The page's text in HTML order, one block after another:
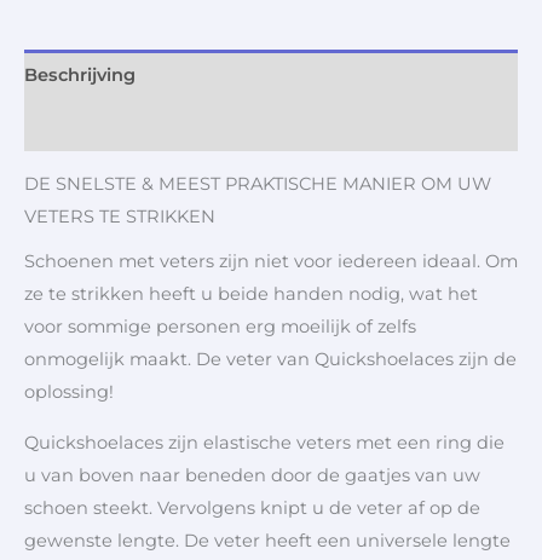
Beschrijving
DE SNELSTE & MEEST PRAKTISCHE MANIER OM UW
VETERS TE STRIKKEN
Schoenen met veters zijn niet voor iedereen ideaal. Om
ze te strikken heeft u beide handen nodig, wat het
voor sommige personen erg moeilijk of zelfs
onmogelijk maakt. De veter van Quickshoelaces zijn de
oplossing!
Quickshoelaces zijn elastische veters met een ring die
u van boven naar beneden door de gaatjes van uw
schoen steekt. Vervolgens knipt u de veter af op de
gewenste lengte. De veter heeft een universele lengte